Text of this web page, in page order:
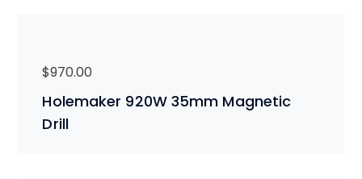
Holemaker 920W 35mm Magnetic
Drill
$970.00